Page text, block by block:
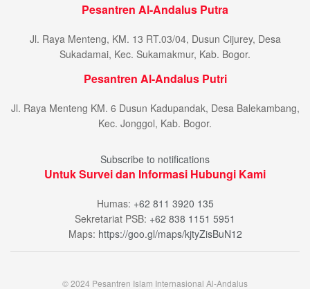
Pesantren Al-Andalus Putra
Jl. Raya Menteng, KM. 13 RT.03/04, Dusun Cijurey, Desa
Sukadamai, Kec. Sukamakmur, Kab. Bogor.
Pesantren Al-Andalus Putri
Jl. Raya Menteng KM. 6 Dusun Kadupandak, Desa Balekambang,
Kec. Jonggol, Kab. Bogor.
Subscribe to notifications
Untuk Survei dan Informasi Hubungi Kami
Humas: +62 811 3920 135
Sekretariat PSB: +62 838 1151 5951
Maps: https://goo.gl/maps/kjtyZisBuN12
© 2024 Pesantren Islam Internasional Al-Andalus